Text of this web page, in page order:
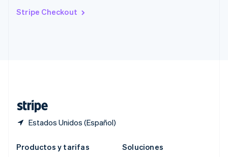
Stripe Checkout
Estados Unidos (Español)
English
Productos y tarifas
Soluciones